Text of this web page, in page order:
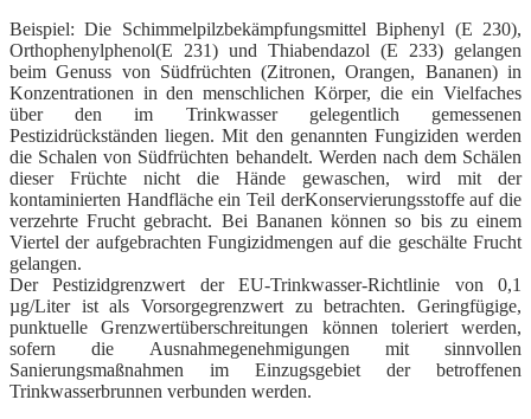
Beispiel: Die SchimmelpilzbekämpfungsmittelBiphenyl (E 230),
Orthophenylphenol(E 231) und Thiabendazol (E 233) gelangen
beim Genuss von Südfrüchten (Zitronen, Orangen, Bananen) in
Konzentrationen in den menschlichen Körper, die ein Vielfaches
über den im Trinkwasser gelegentlich gemessenen
Pestizidrückständen liegen. Mit den genannten Fungiziden werden
die Schalen von Südfrüchten behandelt. Werden nach dem Schälen
dieser Früchte nicht die Hände gewaschen, wird mit der
kontaminierten Handfläche ein Teil derKonservierungsstoffe auf die
verzehrte Frucht gebracht. Bei Bananen können so bis zu einem
Viertel der aufgebrachten Fungizidmengen auf die geschälte Frucht
gelangen.
Der Pestizidgrenzwert der EU-Trinkwasser-Richtlinie von 0,1
µg/Liter ist als Vorsorgegrenzwert zu betrachten. Geringfügige,
punktuelle Grenzwertüberschreitungen können toleriert werden,
sofern die Ausnahmegenehmigungen mit sinnvollen
Sanierungsmaßnahmen im Einzugsgebiet der betroffenen
Trinkwasserbrunnen verbunden werden.